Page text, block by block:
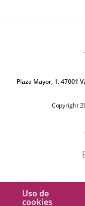
Uso de
cookies
Plaza Mayor, 1. 47001
Copyright